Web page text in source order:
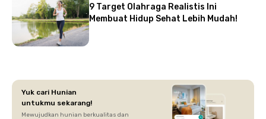
9 Target Olahraga Realistis Ini
Membuat Hidup Sehat Lebih Mudah!
Yuk cari Hunian
untukmu sekarang!
Mewujudkan hunian berkualitas dan